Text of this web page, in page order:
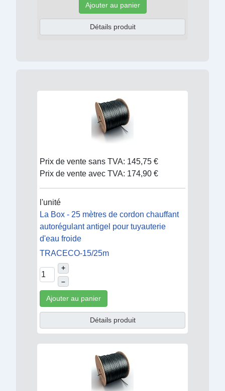
Ajouter au panier
Détails produit
Prix de vente sans TVA: 145,75 €
Prix de vente avec TVA: 174,90 €
l'unité
La Box - 25 mètres de cordon chauffant
autorégulant antigel pour tuyauterie
d'eau froide
TRACECO-15/25m
+
–
Ajouter au panier
Détails produit